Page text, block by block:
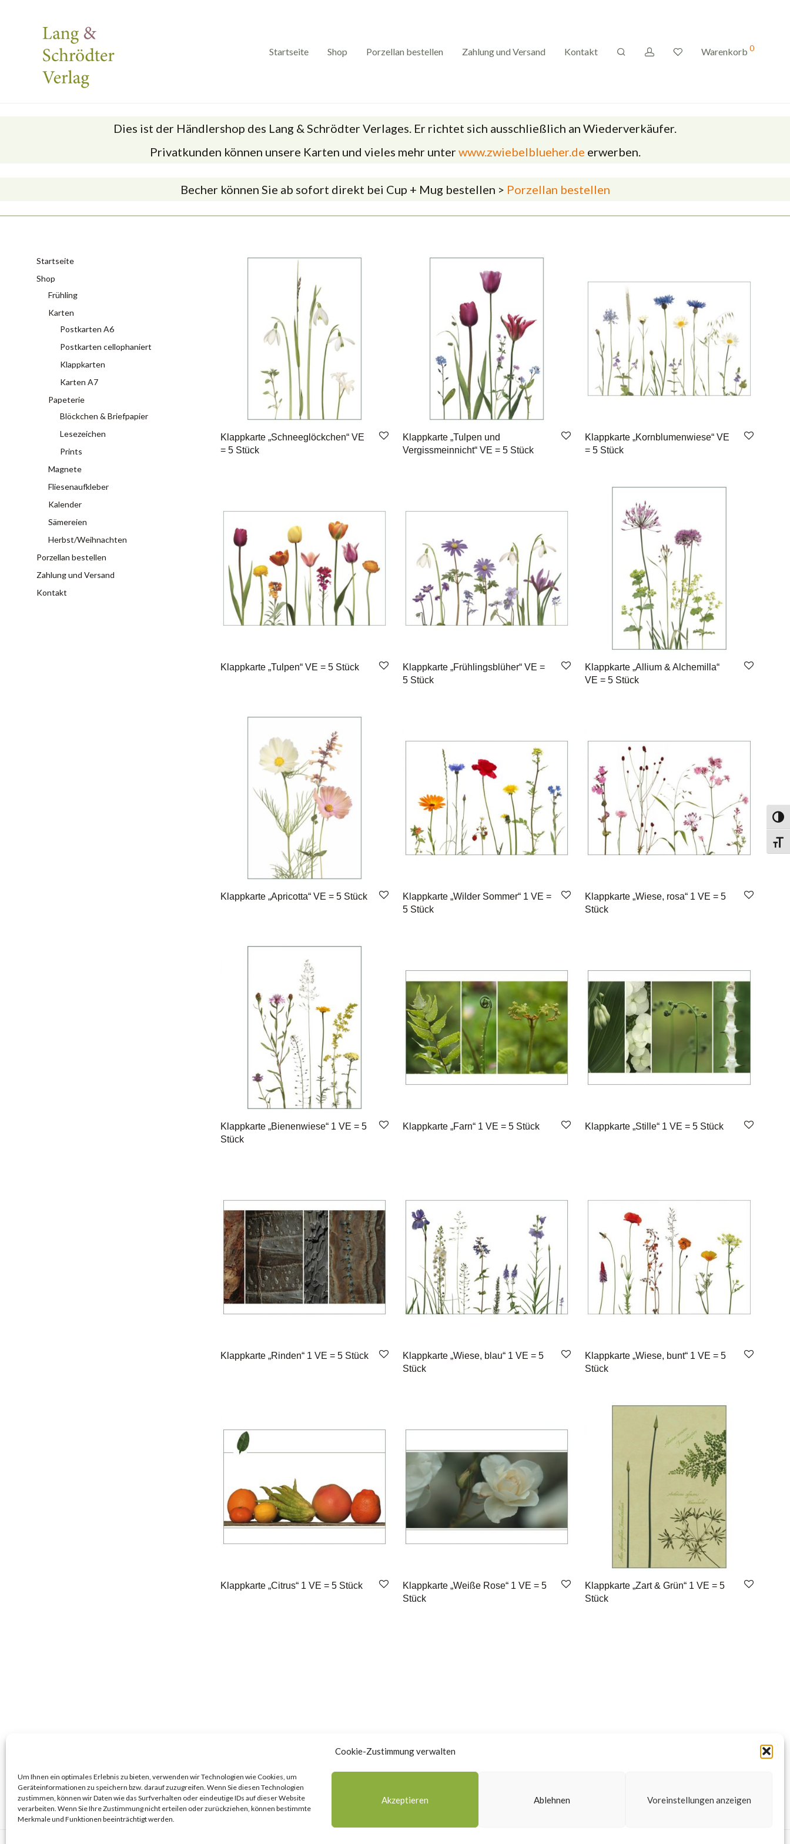
Cookie-Zustimmung verwalten
Um Ihnen ein optimales Erlebnis zu bieten, verwenden wir Technologien wie Cookies, um
Geräteinformationen zu speichern bzw. darauf zuzugreifen. Wenn Sie diesen Technologien
zustimmen, können wir Daten wie das Surfverhalten oder eindeutige IDs auf dieser Website
verarbeiten. Wenn Sie Ihre Zustimmung nicht erteilen oder zurückziehen, können bestimmte
Merkmale und Funktionen beeinträchtigt werden.
Akzeptieren Ablehnen Voreinstellungen anzeigen
Startseite Shop Porzellan bestellen Zahlung und Versand Kontakt Warenkorb 0
Dies ist der Händlershop des Lang & Schrödter Verlages. Er richtet sich ausschließlich an Wiederverkäufer.
Privatkunden können unsere Karten und vieles mehr unterwww.zwiebelblueher.de erwerben.
Becher können Sie ab sofort direkt bei Cup + Mug bestellen > Porzellan bestellen
Startseite
Shop
Frühling
Karten
Postkarten A6
Postkarten cellophaniert
Klappkarten
Karten A7
Papeterie
Blöckchen & Briefpapier
Lesezeichen
Prints
Magnete
Fliesenaufkleber
Kalender
Sämereien
Herbst/Weihnachten
Porzellan bestellen
Zahlung und Versand
Kontakt
Klappkarte „Schneeglöckchen“ VE
= 5 Stück
Klappkarte „Tulpen und
Vergissmeinnicht“ VE = 5 Stück
Klappkarte „Kornblumenwiese“ VE
= 5 Stück
Klappkarte „Tulpen“ VE = 5 Stück
Klappkarte „Frühlingsblüher“ VE =
5 Stück
Klappkarte „Allium & Alchemilla“
VE = 5 Stück
Klappkarte „Apricotta“ VE = 5 Stück
Klappkarte „Wilder Sommer“ 1 VE =
5 Stück
Klappkarte „Wiese, rosa“ 1 VE = 5
Stück
Klappkarte „Bienenwiese“ 1 VE = 5
Stück
Klappkarte „Farn“ 1 VE = 5 Stück Klappkarte „Stille“ 1 VE = 5 Stück
Klappkarte „Rinden“ 1 VE = 5 Stück
Klappkarte „Wiese, blau“ 1 VE = 5
Stück
Klappkarte „Wiese, bunt“ 1 VE = 5
Stück
Klappkarte „Citrus“ 1 VE = 5 Stück
Klappkarte „Weiße Rose“ 1 VE = 5
Stück
Klappkarte „Zart & Grün“ 1 VE = 5
Stück